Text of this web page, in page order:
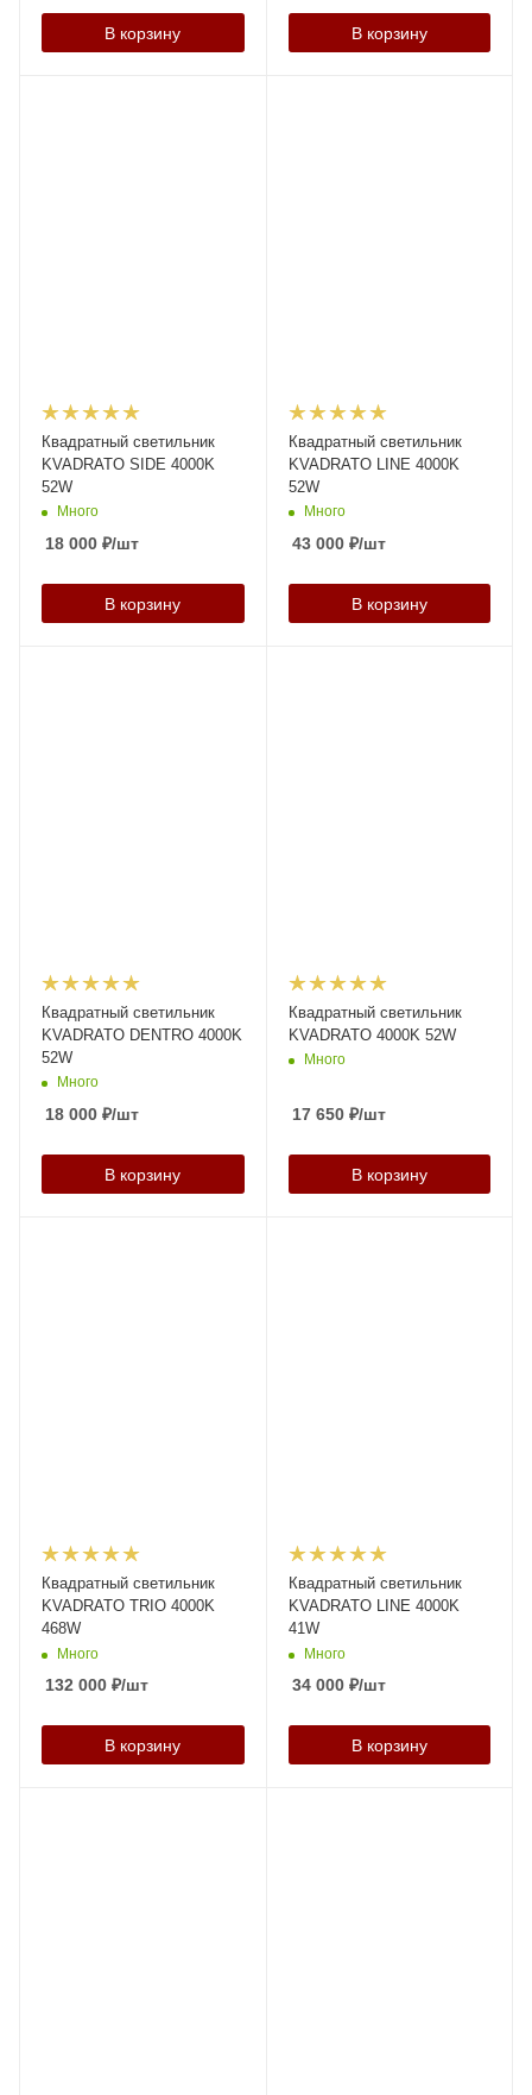
В корзину В корзину
Квадратный светильник
KVADRATO SIDE 4000K
52W
Много
18 000 ₽/шт
В корзину
Квадратный светильник
KVADRATO LINE 4000K
52W
Много
43 000₽/шт
В корзину
Квадратный светильник
KVADRATO DENTRO 4000K
52W
Много
18 000 ₽/шт
В корзину
Квадратный светильник
KVADRATO 4000K 52W
Много
17 650₽/шт
В корзину
Квадратный светильник
KVADRATO TRIO 4000K
468W
Много
132 000 ₽/шт
В корзину
Квадратный светильник
KVADRATO LINE 4000K
41W
Много
34 000₽/шт
В корзину